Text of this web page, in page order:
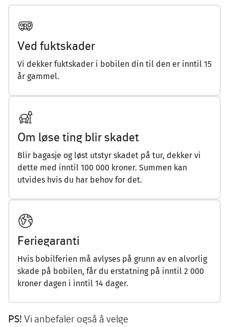
Ved fuktskader
Vi dekker fuktskader i bobilen din til den er inntil 15
år gammel.
Om løse ting blir skadet
Blir bagasje og løst utstyr skadet på tur, dekker vi
dette med inntil 100 000 kroner. Summen kan
utvides hvis du har behov for det.
Feriegaranti
Hvis bobilferien må avlyses på grunn av en alvorlig
skade på bobilen, får du erstatning på inntil 2 000
kroner dagen i inntil 14 dager.
PS! Vi anbefaler også å velge